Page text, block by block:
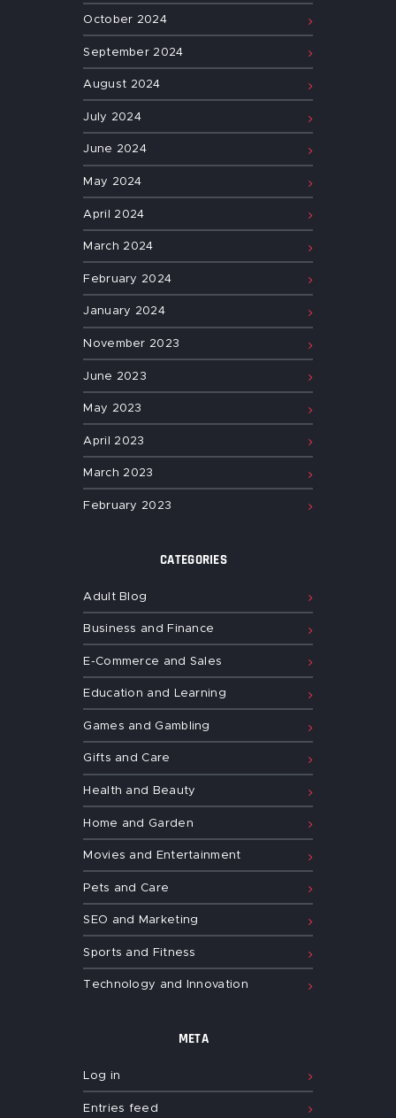
October 2024
September 2024
August 2024
July 2024
June 2024
May 2024
April 2024
March 2024
February 2024
January 2024
November 2023
June 2023
May 2023
April 2023
March 2023
February 2023
CATEGORIES
Adult Blog
Business and Finance
E-Commerce and Sales
Education and Learning
Games and Gambling
Gifts and Care
Health and Beauty
Home and Garden
Movies and Entertainment
Pets and Care
SEO and Marketing
Sports and Fitness
Technology and Innovation
META
Log in
Entries feed